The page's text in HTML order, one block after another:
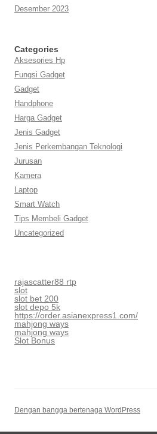
Desember 2023
Categories
Aksesories Hp
Fungsi Gadget
Gadget
Handphone
Harga Gadget
Jenis Gadget
Jenis Perkembangan Teknologi
Jurusan
Kamera
Laptop
Smart Watch
Tips Membeli Gadget
Uncategorized
rajascatter88 rtp
slot
slot bet 200
slot depo 5k
https://order.asianexpress1.com/
mahjong ways
mahjong ways
Slot Bonus
Dengan bangga bertenaga WordPress